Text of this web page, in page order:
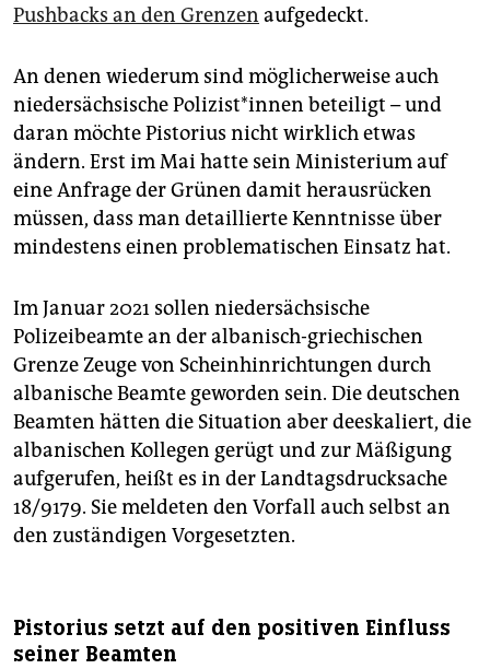
Pushbacks an den Grenzen aufgedeckt.
An denen wiederum sind möglicherweise auch
niedersächsische Po­li­zis­t*in­nen beteiligt – und
daran möchte Pistorius nicht wirklich etwas
ändern. Erst im Mai hatte sein Ministerium auf
eine Anfrage der Grünen damit herausrücken
müssen, dass man detaillierte Kenntnisse über
mindestens einen problematischen Einsatz hat.
Im Januar 2021 sollen niedersächsische
Polizeibeamte an der albanisch-griechischen
Grenze Zeuge von Scheinhinrichtungen durch
albanische Beamte geworden sein. Die deutschen
Beamten hätten die Situation aber deeskaliert, die
albanischen Kollegen gerügt und zur Mäßigung
aufgerufen, heißt es in der Landtagsdrucksache
18/9179. Sie meldeten den Vorfall auch selbst an
den zuständigen Vorgesetzten.
Pistorius setzt auf den positiven Einfluss
seiner Beamten